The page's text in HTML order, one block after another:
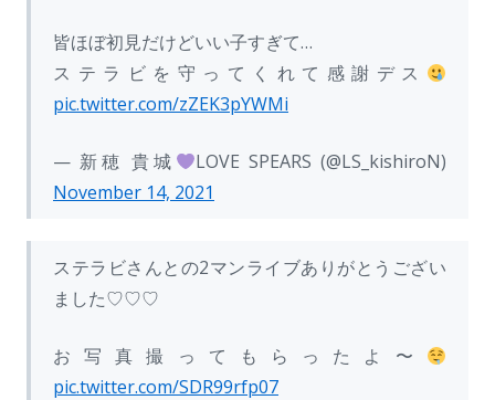
皆ほぼ初見だけどいい子すぎて…
ステラビを守ってくれて感謝デス
pic.twitter.com/zZEK3pYWMi
— 新穂 貴城
LOVE SPEARS (@LS_kishiroN)
November 14, 2021
ステラビさんとの2マンライブありがとうござい
ました♡♡♡
お写真撮ってもらったよ〜
pic.twitter.com/SDR99rfp07